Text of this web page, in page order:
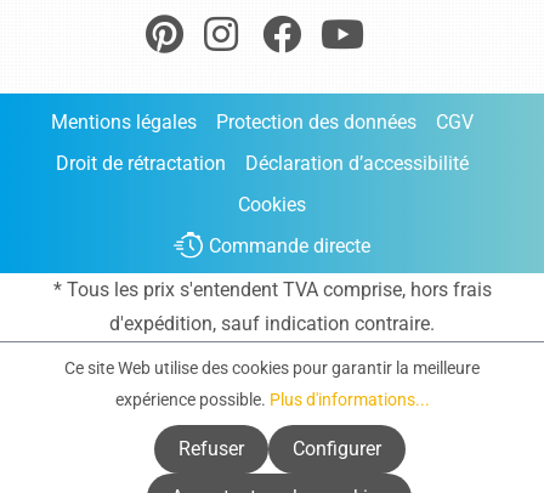
Mentions légales Protection des données
CGV
Droit de rétractation
Déclaration d’accessibilité
Cookies
Commande directe
* Tous les prix s'entendent TVA comprise, hors frais
d'expédition, sauf indication contraire.
Ce site Web utilise des cookies pour garantir la meilleure
expérience possible. Plus d'informations...
Refuser Configurer